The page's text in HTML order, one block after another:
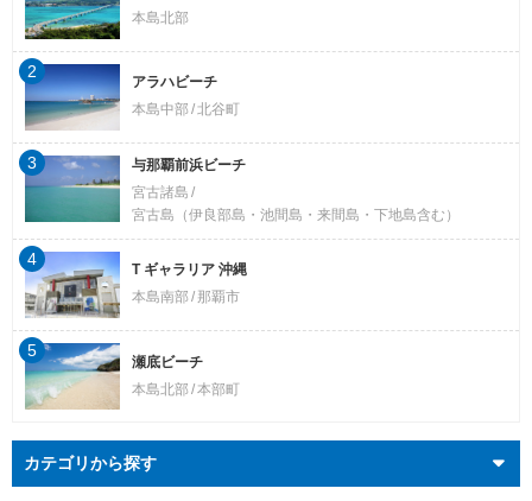
本島北部
アラハビーチ
本島中部 北谷町
2
与那覇前浜ビーチ
宮古諸島
宮古島（伊良部島・池間島・来間島・下地島含む）
3
T ギャラリア 沖縄
本島南部
那覇市
4
瀬底ビーチ
本島北部 本部町
5
カテゴリから探す